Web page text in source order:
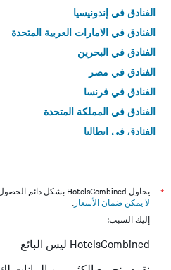
الفنادق في إندونيسيا
الفنادق في الامارات العربية المتحدة
الفنادق في البحرين
الفنادق في مصر
الفنادق في فرنسا
الفنادق في المملكة المتحدة
الفنادق في إيطاليا
*
يحاول HotelsCombined بشكل دائم الحصول على الأسعار الدقيقة، ولكن
لا يمكن ضمان الأسعار .
إليك السبب:
HotelsCombined ليس البائع